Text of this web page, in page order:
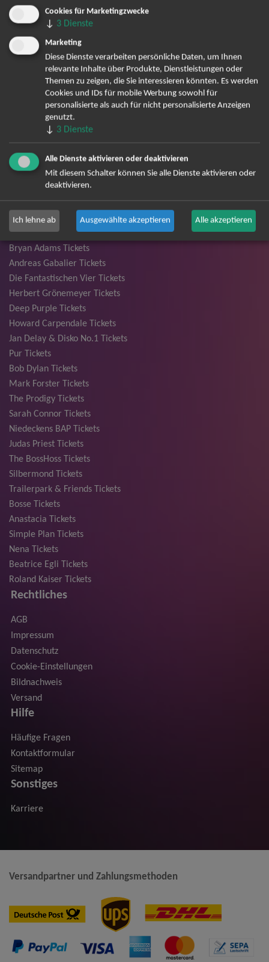
Bereits angemeldet? Hier können Sie sich abmelden ...
TOP-Events
André Rieu Tickets
David Garrett Tickets
Andrea Berg Tickets
Backstreet Boys Tickets
Unheilig Tickets
Santiano Tickets
Ina Müller Tickets
Bryan Adams Tickets
Andreas Gabalier Tickets
Die Fantastischen Vier Tickets
Herbert Grönemeyer Tickets
Deep Purple Tickets
Howard Carpendale Tickets
Jan Delay & Disko No.1 Tickets
Pur Tickets
Bob Dylan Tickets
Mark Forster Tickets
The Prodigy Tickets
Sarah Connor Tickets
Niedeckens BAP Tickets
Judas Priest Tickets
The BossHoss Tickets
Silbermond Tickets
Trailerpark & Friends Tickets
Bosse Tickets
Anastacia Tickets
Simple Plan Tickets
Nena Tickets
Beatrice Egli Tickets
Roland Kaiser Tickets
Rechtliches
AGB
Impressum
Datenschutz
Cookie-Einstellungen
Bildnachweis
Versand
Hilfe
Häufige Fragen
Kontaktformular
Sitemap
Sonstiges
Karriere
Versandpartner und Zahlungsmethoden
Cookies für Marketingzwecke
↓ 3 Dienste
Marketing
Diese Dienste verarbeiten persönliche Daten, um Ihnen
relevante Inhalte über Produkte, Dienstleistungen oder
Themen zu zeigen, die Sie interessieren könnten. Es werden
Cookies und IDs für mobile Werbung sowohl für
personalisierte als auch für nicht personalisierte Anzeigen
genutzt.
↓ 3 Dienste
Alle Dienste aktivieren oder deaktivieren
Mit diesem Schalter können Sie alle Dienste aktivieren oder
deaktivieren.
Ich lehne ab Ausgewählte akzeptieren Alle akzeptieren